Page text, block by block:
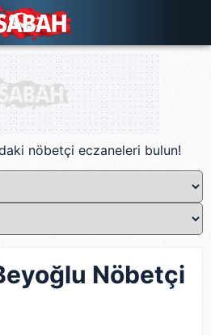
nöbetçi eczaneleri bulun!
Nöbetçi